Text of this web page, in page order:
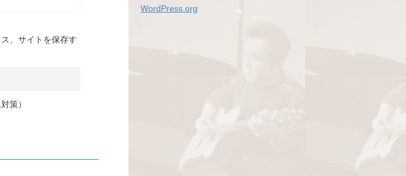
、サイトを保存す
策）
WordPress.org